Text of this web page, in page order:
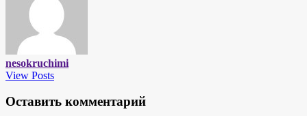
nesokruchimi
View Posts
Оставить комментарий